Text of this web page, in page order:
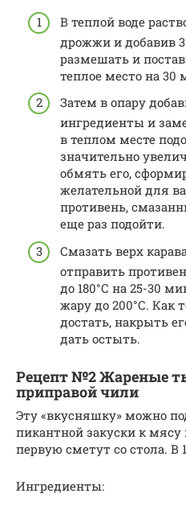
В теплой воде
дрожжи и добавив
размешать и
теплое место на 30
Затем в опару
ингредиенты и
в теплом месте
значительно
обмять его,
желательной для
противень,
еще раз подойти.
Смазать верх
отправить
до 180°С на 25-30
жару до 200°С. Как
достать, накрыть
дать остыть.
Рецепт №2 Жареные
приправой чили
Эту «вкусняшку» можно
пикантной закуски к мясу
первую сметут со стола. В
Ингредиенты: